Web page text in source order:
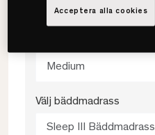
482 Grey
Medium
Välj bäddmadrass
Sleep III Bäddmadrass
Acceptera alla cookies